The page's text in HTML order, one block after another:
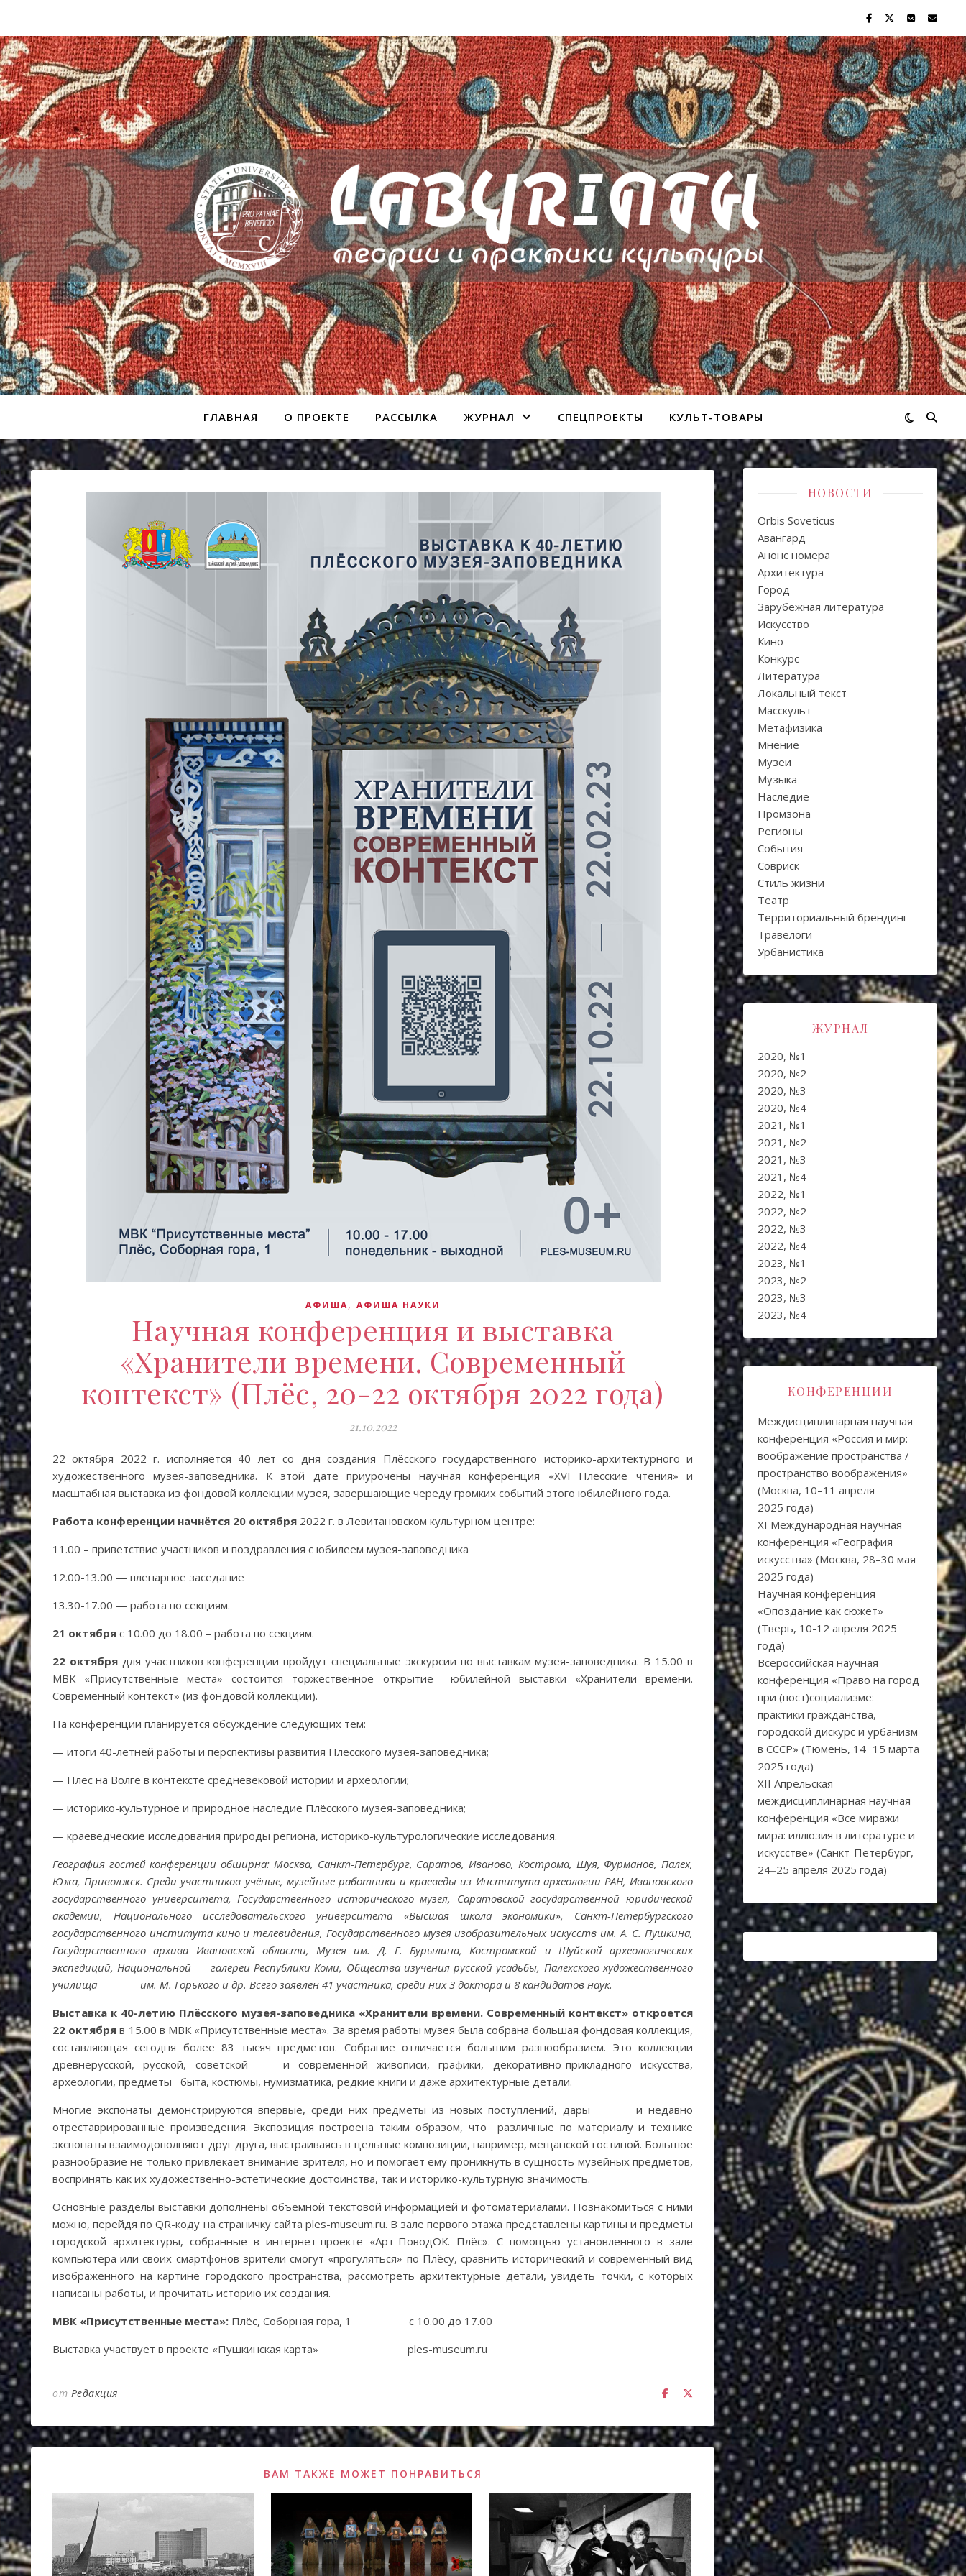
ГЛАВНАЯ О ПРОЕКТЕ РАССЫЛКА ЖУРНАЛ СПЕЦПРОЕКТЫ КУЛЬТ-ТОВАРЫ
АФИША, АФИША НАУКИ
Научная конференция и выставка
«Хранители времени. Современный
контекст» (Плёс, 20-22 октября 2022 года)
21.10.2022
22 октября 2022 г. исполняется 40 лет со дня создания Плёсского государственного историко-архитектурного и
художественного музея-заповедника. К этой дате приурочены научная конференция «XVI Плёсские чтения» и
масштабная выставка из фондовой коллекции музея, завершающие череду громких событий этого юбилейного года.
Работа конференции начнётся 20 октября 2022 г. в Левитановском культурном центре:
11.00 – приветствие участников и поздравления с юбилеем музея-заповедника
12.00-13.00 — пленарное заседание
13.30-17.00 — работа по секциям.
21 октября с 10.00 до 18.00 – работа по секциям.
22 октябрядля участников конференции пройдут специальные экскурсии по выставкам музея-заповедника. В 15.00 в
МВК «Присутственные места» состоится торжественное открытие юбилейной выставки «Хранители времени.
Современный контекст» (из фондовой коллекции).
На конференции планируется обсуждение следующих тем:
— итоги 40-летней работы и перспективы развития Плёсского музея-заповедника;
— Плёс на Волге в контексте средневековой истории и археологии;
— историко-культурное и природное наследие Плёсского музея-заповедника;
— краеведческие исследования природы региона, историко-культурологические исследования.
География гостей конференции обширна: Москва, Санкт-Петербург, Саратов, Иваново, Кострома, Шуя, Фурманов, Палех,
Южа, Приволжск. Среди участников учёные, музейные работники и краеведы из Института археологии РАН, Ивановского
государственного университета, Государственного исторического музея, Саратовской государственной юридической
академии, Национального исследовательского университета «Высшая школа экономики», Санкт-Петербургского
государственного института кино и телевидения, Государственного музея изобразительных искусств им. А. С. Пушкина,
Государственного архива Ивановской области, Музея им. Д. Г. Бурылина, Костромской и Шуйской археологических
экспедиций, Национальной галереи Республики Коми, Общества изучения русской усадьбы, Палехского художественного
училища им. М. Горького и др. Всего заявлен 41 участника, среди них 3 доктора и 8 кандидатов наук.
Выставка к 40-летию Плёсского музея-заповедника «Хранители времени. Современный контекст» откроется
22 октября в 15.00 в МВК «Присутственные места». За время работы музея была собрана большая фондовая коллекция,
составляющая сегодня более 83 тысяч предметов. Собрание отличается большим разнообразием. Это коллекции
древнерусской, русской, советской и современной живописи, графики, декоративно-прикладного искусства,
археологии, предметы быта, костюмы, нумизматика, редкие книги и даже архитектурные детали.
Многие экспонаты демонстрируются впервые, среди них предметы из новых поступлений, дары и недавно
отреставрированные произведения. Экспозиция построена таким образом, что различные по материалу и технике
экспонаты взаимодополняют друг друга, выстраиваясь в цельные композиции, например, мещанской гостиной. Большое
разнообразие не только привлекает внимание зрителя, но и помогает ему проникнуть в сущность музейных предметов,
воспринять как их художественно-эстетические достоинства, так и историко-культурную значимость.
Основные разделы выставки дополнены объёмной текстовой информацией и фотоматериалами. Познакомиться с ними
можно, перейдя по QR-коду на страничку сайта ples-museum.ru. В зале первого этажа представлены картины и предметы
городской архитектуры, собранные в интернет-проекте «Арт-ПоводОК. Плёс». С помощью установленного в зале
компьютера или своих смартфонов зрители смогут «прогуляться» по Плёсу, сравнить исторический и современный вид
изображённого на картине городского пространства, рассмотреть архитектурные детали, увидеть точки, с которых
написаны работы, и прочитать историю их создания.
МВК «Присутственные места»: Плёс, Соборная гора, 1 с 10.00 до 17.00
Выставка участвует в проекте «Пушкинская карта» ples-museum.ru
от Редакция
ВАМ ТАКЖЕ МОЖЕТ ПОНРАВИТЬСЯ
НОВОСТИ
Orbis Soveticus
Авангард
Анонс номера
Архитектура
Город
Зарубежная литература
Искуcство
Кино
Конкурс
Литература
Локальный текст
Масскульт
Метафизика
Мнение
Музеи
Музыка
Наследие
Промзона
Регионы
События
Совриск
Стиль жизни
Театр
Территориальный брендинг
Травелоги
Урбанистика
ЖУРНАЛ
2020, №1
2020, №2
2020, №3
2020, №4
2021, №1
2021, №2
2021, №3
2021, №4
2022, №1
2022, №2
2022, №3
2022, №4
2023, №1
2023, №2
2023, №3
2023, №4
КОНФЕРЕНЦИИ
Междисциплинарная научная
конференция «Россия и мир:
воображение пространства /
пространство воображения»
(Москва, 10–11 апреля
2025 года)
XI Международная научная
конференция «География
искусства» (Москва, 28–30 мая
2025 года)
Научная конференция
«Опоздание как сюжет»
(Тверь, 10-12 апреля 2025
года)
Всероссийская научная
конференция «Право на город
при (пост)социализме:
практики гражданства,
городской дискурс и урбанизм
в СССР» (Тюмень, 14−15 марта
2025 года)
XII Апрельская
междисциплинарная научная
конференция «Все миражи
мира: иллюзия в литературе и
искусстве» (Санкт-Петербург,
24‒25 апреля 2025 года)